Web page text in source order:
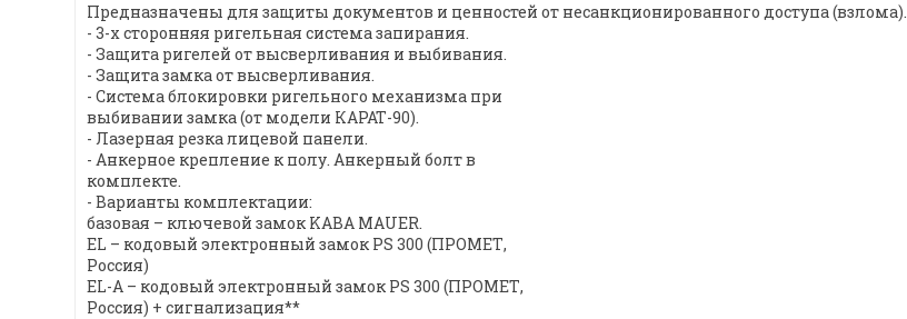
Предназначены для защиты документов и ценностей от несанкционированного доступа (взлома).
- 3-х сторонняя ригельная система запирания.
- Защита ригелей от высверливания и выбивания.
- Защита замка от высверливания.
- Система блокировки ригельного механизма при
выбивании замка (от модели КАРАТ-90).
- Лазерная резка лицевой панели.
- Анкерное крепление к полу. Анкерный болт в
комплекте.
- Варианты комплектации:
базовая – ключевой замок KABA MAUER.
EL – кодовый электронный замок PS 300 (ПРОМЕТ,
Россия)
EL-A – кодовый электронный замок PS 300 (ПРОМЕТ,
Россия) + сигнализация**